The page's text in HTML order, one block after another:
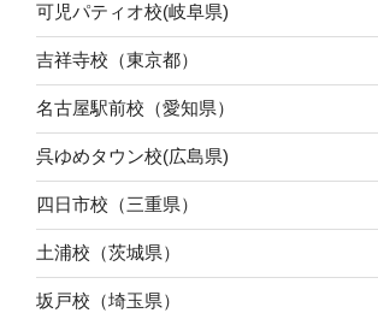
可児パティオ校(岐阜県)
吉祥寺校（東京都）
名古屋駅前校（愛知県）
呉ゆめタウン校(広島県)
四日市校（三重県）
土浦校（茨城県）
坂戸校（埼玉県）